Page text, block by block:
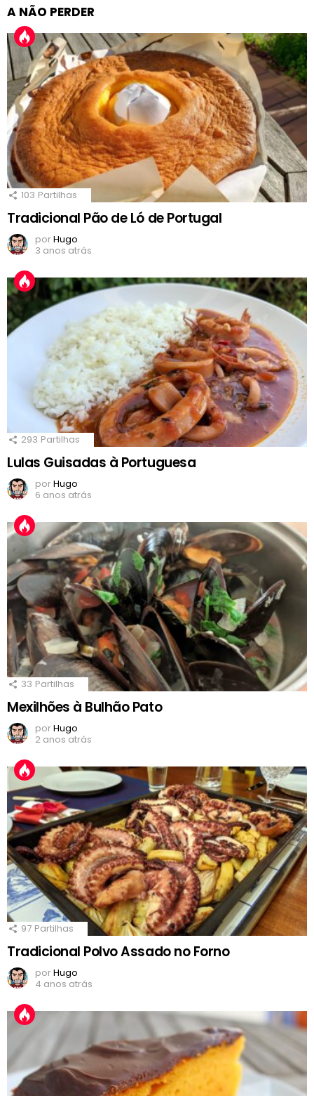
A NÃO PERDER
103 Partilhas
Tradicional Pão de Ló de Portugal
porHugo
3 anos atrás
293 Partilhas
Lulas Guisadas à Portuguesa
porHugo
6 anos atrás
33 Partilhas
Mexilhões à Bulhão Pato
porHugo
2 anos atrás
97 Partilhas
Tradicional Polvo Assado no Forno
porHugo
4 anos atrás